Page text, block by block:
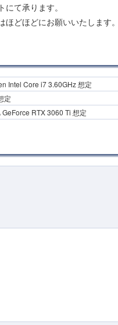
て承ります。
ほどほどにお願いいたします
Intel Core i7 3.60GHz 想定
定
GeForce RTX 3060 Ti 想定